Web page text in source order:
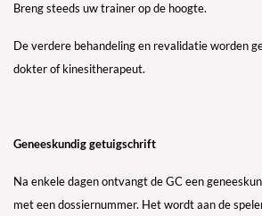
Breng steeds uw trainer op de hoogte.
De verdere behandeling en revalidatie worden
dokter of kinesitherapeut.
Geneeskundig getuigschrift
Na enkele dagen ontvangt de GC een
met een dossiernummer. Het wordt aan de